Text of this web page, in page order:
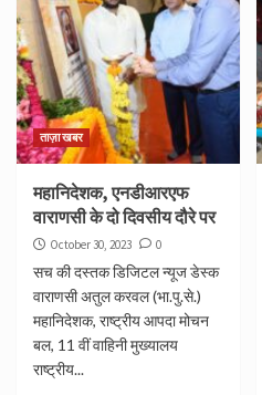
ताज़ा खबर
महानिदेशक, एनडीआरएफ
वाराणसी के दो दिवसीय दौरे पर
October 30, 2023 0
सच की दस्तक डिजिटल न्यूज डेस्क
वाराणसी अतुल करवल (भा.पु.से.)
महानिदेशक, राष्ट्रीय आपदा मोचन
बल, 11 वीं वाहिनी मुख्यालय
राष्ट्रीय...